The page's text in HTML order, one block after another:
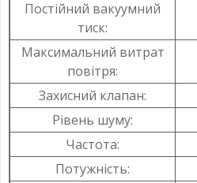
Постійний вакуумний
тиск:
Максимальний витрат
повітря:
Захисний клапан:
Рівень шуму:
Частота:
Потужність: